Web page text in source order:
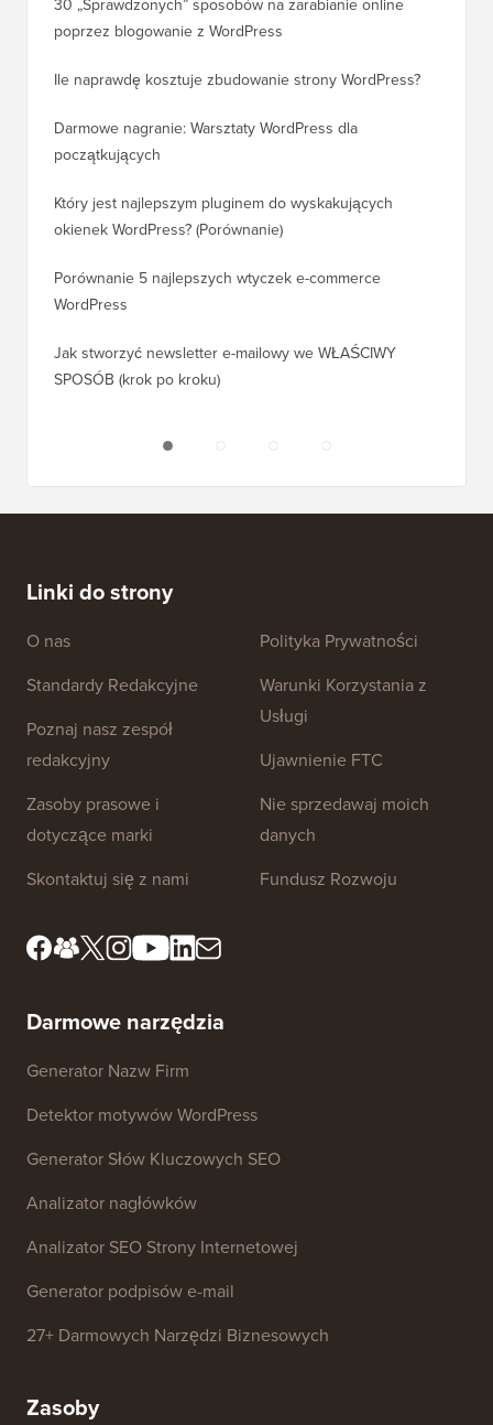
poprzez blogowanie z WordPress
Ile naprawdę kosztuje zbudowanie strony WordPress?
Darmowe nagranie: Warsztaty WordPress dla
początkujących
Który jest najlepszym pluginem do wyskakujących
okienek WordPress? (Porównanie)
Porównanie 5 najlepszych wtyczek e-commerce
WordPress
Jak stworzyć newsletter e-mailowy we WŁAŚCIWY
SPOSÓB (krok po kroku)
Linki do strony
O nas
Standardy Redakcyjne
Poznaj nasz zespół
redakcyjny
Zasoby prasowe i
dotyczące marki
Skontaktuj się z nami
Polityka Prywatności
Warunki Korzystania z
Usługi
Ujawnienie FTC
Nie sprzedawaj moich
danych
Fundusz Rozwoju
Darmowe narzędzia
Generator Nazw Firm
Detektor motywów WordPress
Generator Słów Kluczowych SEO
Analizator nagłówków
Analizator SEO Strony Internetowej
Generator podpisów e-mail
27+ Darmowych Narzędzi Biznesowych
Zasoby